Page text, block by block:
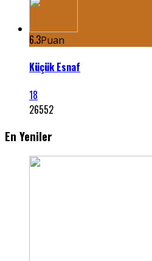
6.3Puan
Küçük Esnaf
18
26552
En Yeniler